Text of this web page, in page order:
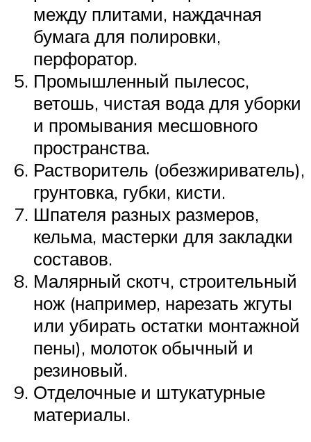
между плитами, наждачная
бумага для полировки,
перфоратор.
Промышленный пылесос,
ветошь, чистая вода для уборки
и промывания месшовного
пространства.
Растворитель (обезжириватель),
грунтовка, губки, кисти.
Шпателя разных размеров,
кельма, мастерки для закладки
составов.
Малярный скотч, строительный
нож (например, нарезать жгуты
или убирать остатки монтажной
пены), молоток обычный и
резиновый.
Отделочные и штукатурные
материалы.